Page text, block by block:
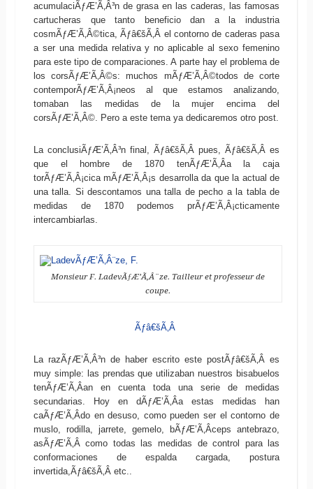
acumulaciÃƒÆ’Ã‚Â³n de grasa en las caderas, las famosas
cartucheras que tanto beneficio dan a la industria
cosmÃƒÆ’Ã‚Â©tica, Ãƒâ€šÃ‚Â el contorno de caderas pasa
a ser una medida relativa y no aplicable al sexo femenino
para este tipo de comparaciones. A parte hay el problema de
los corsÃƒÆ’Ã‚Â©s: muchos mÃƒÆ’Ã‚Â©todos de corte
contemporÃƒÆ’Ã‚Â¡neos al que estamos analizando,
tomaban las medidas de la mujer encima del
corsÃƒÆ’Ã‚Â©. Pero a este tema ya dedicaremos otro post.
La conclusiÃƒÆ’Ã‚Â³n final, Ãƒâ€šÃ‚Â pues, Ãƒâ€šÃ‚Â es
que el hombre de 1870 tenÃƒÆ’Ã‚Â­a la caja
torÃƒÆ’Ã‚Â¡cica mÃƒÆ’Ã‚Â¡s desarrolla da que la actual de
una talla. Si descontamos una talla de pecho a la tabla de
medidas de 1870 podemos prÃƒÆ’Ã‚Â¡cticamente
intercambiarlas.
Monsieur F. LadevÃƒÆ’Ã‚Â¨ze. Tailleur et professeur de
coupe.
Ãƒâ€šÃ‚Â
La razÃƒÆ’Ã‚Â³n de haber escrito este postÃƒâ€šÃ‚Â es
muy simple: las prendas que utilizaban nuestros bisabuelos
tenÃƒÆ’Ã‚Â­an en cuenta toda una serie de medidas
secundarias. Hoy en dÃƒÆ’Ã‚Â­a estas medidas han
caÃƒÆ’Ã‚Â­do en desuso, como pueden ser el contorno de
muslo, rodilla, jarrete, gemelo, bÃƒÆ’Ã‚Â­ceps antebrazo,
asÃƒÆ’Ã‚Â­ como todas las medidas de control para las
conformaciones de espalda cargada, postura
invertida,Ãƒâ€šÃ‚Â etc..